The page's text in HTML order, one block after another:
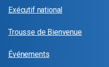
Exécutif national
Trousse de Bienvenue
Événements